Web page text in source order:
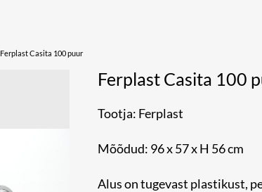
Ferplast Casita 100 puur
Ferplast Casita 100
Tootja: Ferplast
Mõõdud: 96 x 57 x H 56 cm
Alus on tugevast plastikust,